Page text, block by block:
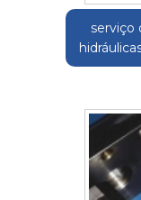
serviço